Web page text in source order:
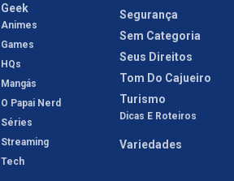
Geek
Animes
Games
HQs
Mangás
O Papai Nerd
Séries
Streaming
Tech
Segurança
Sem Categoria
Seus Direitos
Tom Do Cajueiro
Turismo
Dicas E Roteiros
Variedades